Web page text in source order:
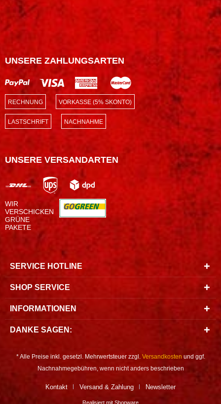
UNSERE ZAHLUNGSARTEN
RECHNUNG VORKASSE (5% SKONTO)
LASTSCHRIFT NACHNAHME
UNSERE VERSANDARTEN
WIR
VERSCHICKEN
GRÜNE
PAKETE
SERVICE HOTLINE
SHOP SERVICE
INFORMATIONEN
DANKE SAGEN:
* Alle Preise inkl. gesetzl. Mehrwertsteuer zzgl. Versandkosten und ggf.
Nachnahmegebühren, wenn nicht anders beschrieben
Kontakt Versand & Zahlung Newsletter
Realisiert mit Shopware